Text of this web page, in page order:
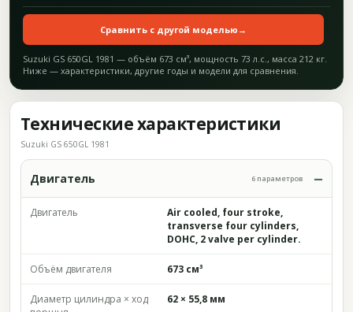
Сравнить с другой моделью →
Suzuki GS 650GL 1981 — объём 673 см³, мощность 73 л.с., масса 212 кг.
Ниже — характеристики, другие годы и модели для сравнения.
Технические характеристики
Suzuki GS 650GL 1981
Двигатель 6 параметров
Двигатель
Air cooled, four stroke,
transverse four cylinders,
DOHC, 2 valve per cylinder.
Объём двигателя 673 см³
Диаметр цилиндра × ход
62 × 55,8 мм